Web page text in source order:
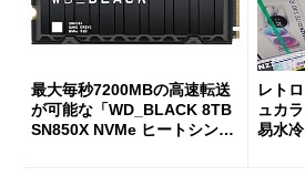
最大毎秒7200MBの高速転送
が可能な「WD_BLACK 8TB
SN850X NVMe ヒートシンク
レト
ュカ
易水